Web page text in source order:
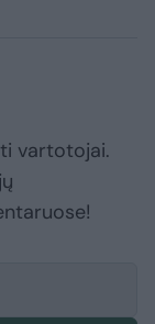
vartotojai.